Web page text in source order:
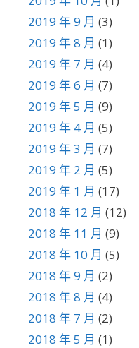
2019 年 9 月 (3)
2019 年 8 月 (1)
2019 年 7 月 (4)
2019 年 6 月 (7)
2019 年 5 月 (9)
2019 年 4 月 (5)
2019 年 3 月 (7)
2019 年 2 月 (5)
2019 年 1 月 (17)
2018 年 12 月 (12)
2018 年 11 月 (9)
2018 年 10 月 (5)
2018 年 9 月 (2)
2018 年 8 月 (4)
2018 年 7 月 (2)
2018 年 5 月 (1)